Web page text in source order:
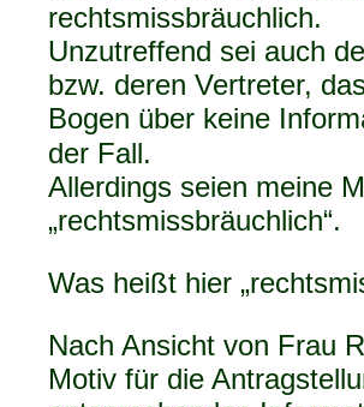
rechtsmissbräuchlich.
Unzutreffend sei auch
bzw. deren Vertreter,
Bogen über keine
der Fall.
Allerdings seien meine
„rechtsmissbräuchlich“.
Was heißt hier
Nach Ansicht von Frau
Motiv für die